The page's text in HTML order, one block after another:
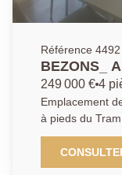
Référence 4492
BEZONS_
249 000 € 4
Emplacement
à pieds du
à deux pas des
centre
PRINCIPALE